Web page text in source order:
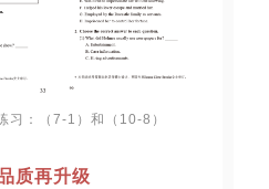
习：（7-1）和（10-8）
质再升级